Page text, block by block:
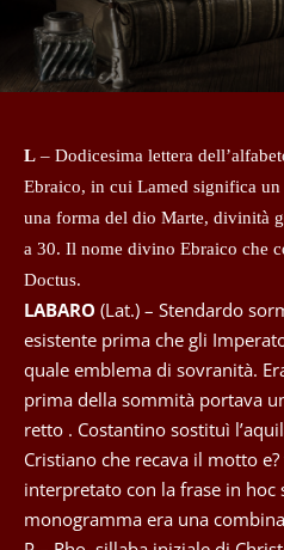
L – Dodicesima lettera
Ebraico, in cui Lamed significa
una forma del dio Marte, divinità
a 30. Il nome divino Ebraico che
Doctus.
LABARO (Lat.) – Stendardo
esistente prima che gli
quale emblema di sovranità.
prima della sommità portava
retto . Costantino sostituì
Cristiano che recava il motto e?
interpretato con la frase in hoc
monogramma era una